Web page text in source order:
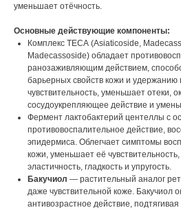
уменьшает отёчность.
Основные действующие компоненты:
Комплекс TECA (Asiaticoside,
Madecassoside) обладает
ранозаживляющим действием,
барьерных свойств кожи и удержанию
чувствительность, уменьшает отеки,
сосудоукрепляющее действие и
Фермент лактобактерий центеллы с
противовоспалительное действие,
эпидермиса. Облегчает симптомы
кожи, уменьшает её
эластичность, гладкость и упругость.
Бакучиол — растительный аналог
даже чувствительной коже. Бакучиол
антивозрастное действие,